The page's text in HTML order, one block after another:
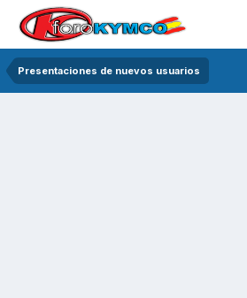
Presentaciones de nuevos usuarios